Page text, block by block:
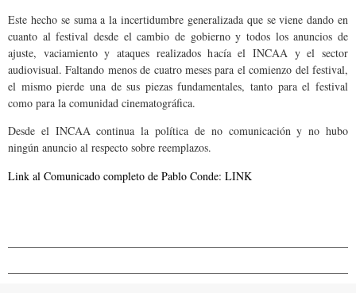
Este hecho se suma a la incertidumbre generalizada que se viene dando en
cuanto al festival desde el cambio de gobierno y todos los anuncios de
ajuste, vaciamiento y ataques realizados hacía el INCAA y el sector
audiovisual. Faltando menos de cuatro meses para el comienzo del festival,
el mismo pierde una de sus piezas fundamentales, tanto para el festival
como para la comunidad cinematográfica.
Desde el INCAA continua la política de no comunicación y no hubo
ningún anuncio al respecto sobre reemplazos.
Link al Comunicado completo de Pablo Conde: LINK